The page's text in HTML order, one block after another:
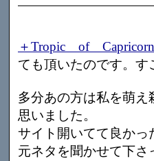
＋Tropic of
ても頂いたのです。す
多分あの方は私を萌
思いました。
サイト開いてて良かっ
元ネタを聞かせて下さ